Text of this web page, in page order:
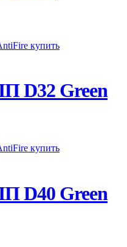
D32 Green
D40 Green